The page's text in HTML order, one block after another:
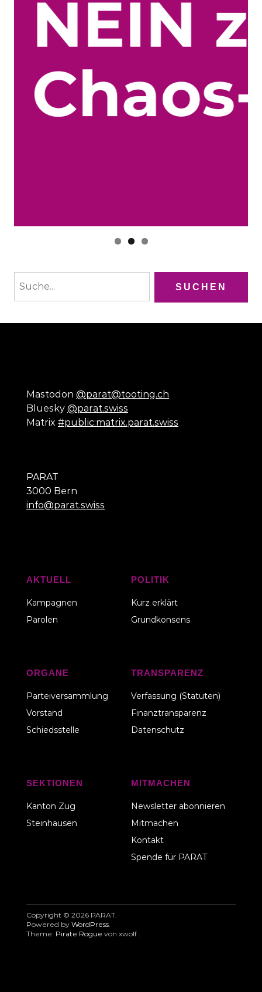
Mastodon@parat@tooting.ch
Bluesky@parat.swiss
Matrix#public:matrix.parat.swiss
PARAT
3000 Bern
info@parat.swiss
AKTUELL
Kampagnen
Parolen
POLITIK
Kurz erklärt
Grundkonsens
ORGANE
Parteiversammlung
Vorstand
Schiedsstelle
TRANSPARENZ
Verfassung (Statuten)
Finanztransparenz
Datenschutz
SEKTIONEN
Kanton Zug
Steinhausen
MITMACHEN
Newsletter abonnieren
Mitmachen
Kontakt
Spende für PARAT
Copyright © 2026 PARAT
Powered byWordPress
Theme: Pirate Rogue von xwolf